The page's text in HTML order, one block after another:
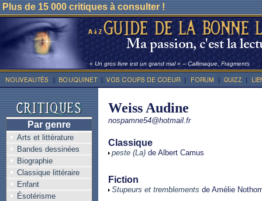
Plus de 15 000 critiques à consulter !
« Un gros livre est un grand mal » -- Callimaque, Fragments
Par genre
Arts et littérature
Bandes dessinées
Biographie
Classique littéraire
Enfant
Ésotérisme
Weiss Audine
nospamne54@hotmail.fr
Classique
peste (La)de Albert Camus
Fiction
Stupeurs et tremblements de Amélie